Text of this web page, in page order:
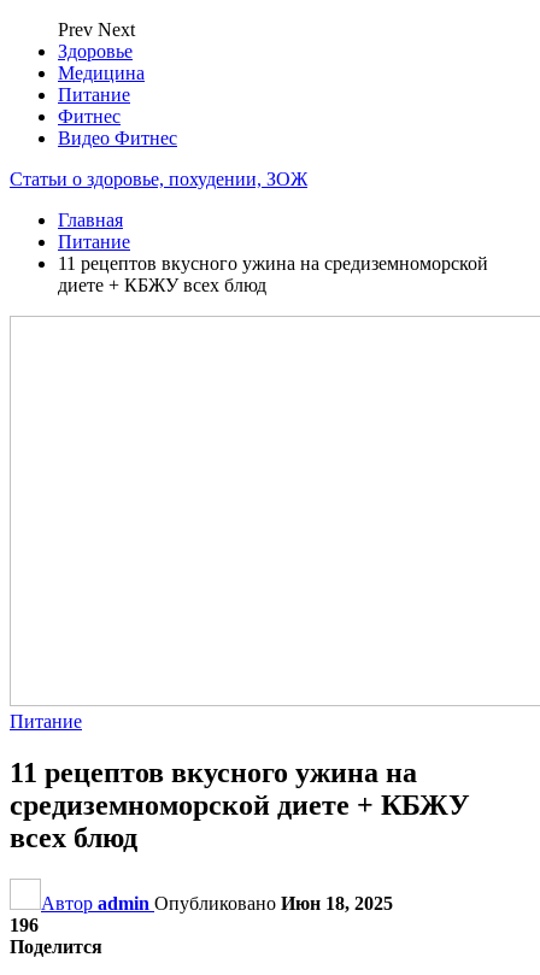
Prev Next
Здоровье
Медицина
Питание
Фитнес
Видео Фитнес
Статьи о здоровье, похудении, ЗОЖ
Главная
Питание
11 рецептов вкусного ужина на средиземноморской
диете + КБЖУ всех блюд
Питание
11 рецептов вкусного ужина на
средиземноморской диете + КБЖУ
всех блюд
Автор admin Опубликовано Июн 18, 2025
196
Поделится